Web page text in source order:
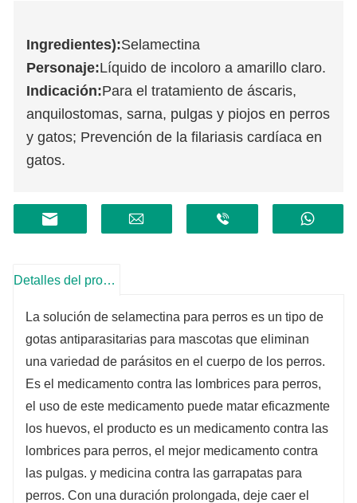
Ingredientes):Selamectina
Personaje:Líquido de incoloro a amarillo claro.
Indicación:Para el tratamiento de áscaris,
anquilostomas, sarna, pulgas y piojos en perros
y gatos; Prevención de la filariasis cardíaca en
gatos.
Detalles del producto
La solución de selamectina para perros es un tipo de
gotas antiparasitarias para mascotas que eliminan
una variedad de parásitos en el cuerpo de los perros.
Es el medicamento contra las lombrices para perros,
el uso de este medicamento puede matar eficazmente
los huevos, el producto es un medicamento contra las
lombrices para perros, el mejor medicamento contra
las pulgas. y medicina contra las garrapatas para
perros. Con una duración prolongada, deje caer el